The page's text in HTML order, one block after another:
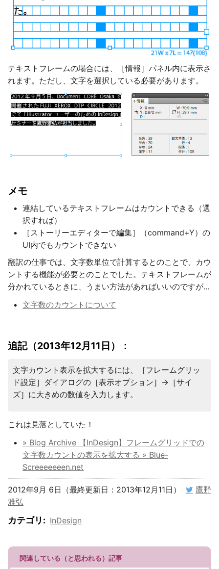
テキストフレームの場合には、［情報］パネル内に表示さ
れます。ただし、文字を選択している必要があります。
メモ
連結しているテキストフレームはカウントできる（選
択すれば）
［ストーリーエディターで編集］（command+Y）の
UI内でもカウントできない
翻訳の仕事では、文字数単位で計算するとのことで、カウ
ントする機能が必要とのことでした。テキストフレームが
分かれているときに、うまい方法があればいいのですが...
文字数のカウントについて
追記（2013年12月11日）：
文字カウント表示を拡大するには、［フレームグリッ
ド設定］ダイアログの［表示オプション］→［サイ
ズ］に大きめの数値を入力します。
これは見落としていた！
» Blog Archive 【InDesign】フレームグリッドでの
文字数カウントの表示を拡大する » Blue-
Screeeeeeen.net
2012年9月 6日（最終更新日：2013年12月11日）
鷹野
雅弘
カテゴリ : InDesign
関連している（と思われる）記事